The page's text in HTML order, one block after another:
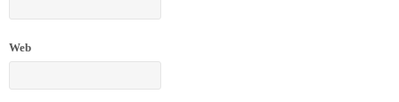
Web